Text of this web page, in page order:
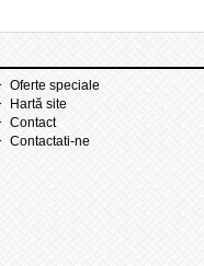
Oferte speciale
Hartă site
Contact
Contactati-ne